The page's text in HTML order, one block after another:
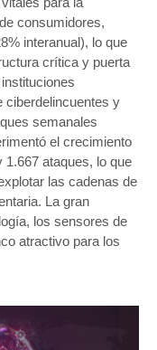
consumidores,
interanual), lo que
crítica y puerta
ciberdelincuentes y
semanales
el crecimiento
1.667 ataques, lo que
las cadenas de
La gran
los sensores de
atractivo para los